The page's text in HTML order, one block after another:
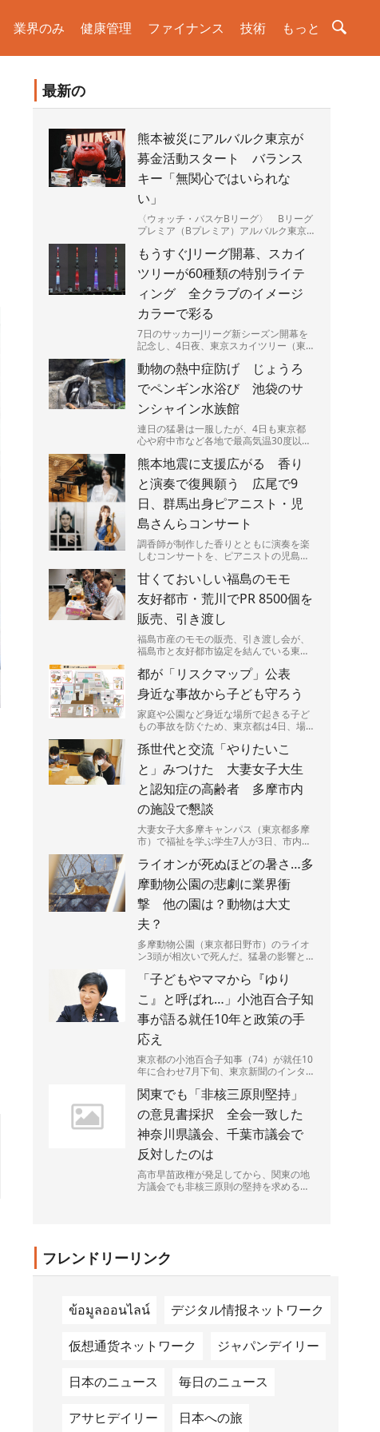
業界のみ 健康管理 ファイナンス 技術 もっと
最新の
熊本被災にアルバルク東京が
募金活動スタート バランス
キー「無関心ではいられな
い」
〈ウォッチ・バスケBリーグ〉 Bリーグ
プレミア（Bプレミア）アルバルク東京
熊本県の被災地を支援す...
もうすぐJリーグ開幕、スカイ
ツリーが60種類の特別ライテ
ィング 全クラブのイメージ
カラーで彩る
7日のサッカーJリーグ新シーズン開幕を
記念し、4日夜、東京スカイツリー（東
った。J1、J2、J3全...
動物の熱中症防げ じょうろ
でペンギン水浴び 池袋のサ
ンシャイン水族館
連日の猛暑は一服したが、4日も東京都
心や府中市など各地で最高気温30度以上
が続く都内－。暑さは人間...
熊本地震に支援広がる 香り
と演奏で復興願う 広尾で9
日、群馬出身ピアニスト・児
島さんらコンサート
調香師が制作した香りとともに演奏を楽
しむコンサートを、ピアニストの児島響
開く。売り上げの一部は、...
甘くておいしい福島のモモ
友好都市・荒川でPR 8500個を
販売、引き渡し
福島市産のモモの販売、引き渡し会が、
福島市と友好都市協定を結んでいる東京
の入った箱を持ち帰っていた...
都が「リスクマップ」公表
身近な事故から子ども守ろう
家庭や公園など身近な場所で起きる子ど
もの事故を防ぐため、東京都は4日、場
スクマップ」を公表した。都...
孫世代と交流「やりたいこ
と」みつけた 大妻女子大生
と認知症の高齢者 多摩市内
の施設で懇談
大妻女子大多摩キャンパス（東京都多摩
市）で福祉を学ぶ学生7人が3日、市内の
と交流した。9月の「認知...
ライオンが死ぬほどの暑さ…多
摩動物公園の悲劇に業界衝
撃 他の園は？動物は大丈
夫？
多摩動物公園（東京都日野市）のライオ
ン3頭が相次いで死んだ。猛暑の影響と
る一方、他の動物や動物園は...
「子どもやママから『ゆり
こ』と呼ばれ…」小池百合子知
事が語る就任10年と政策の手
応え
東京都の小池百合子知事（74）が就任10
年に合わせ7月下旬、東京新聞のインタ
育て支援策の成果を強調...
関東でも「非核三原則堅持」
の意見書採択 全会一致した
神奈川県議会、千葉市議会で
反対したのは
高市早苗政権が発足してから、関東の地
方議会でも非核三原則の堅持を求める意
フレンドリーリンク
ข้อมูลออนไลน์ デジタル情报ネットワーク
仮想通货ネットワーク ジャパンデイリー
日本のニュース 毎日のニュース
アサヒデイリー 日本への旅